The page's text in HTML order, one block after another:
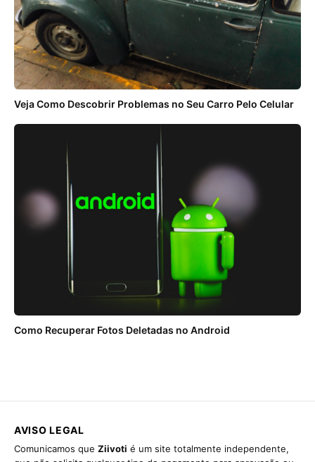
Veja Como Descobrir Problemas no Seu Carro Pelo Celular
Como Recuperar Fotos Deletadas no Android
AVISO LEGAL
Comunicamos que Ziivoti é um site totalmente independente,